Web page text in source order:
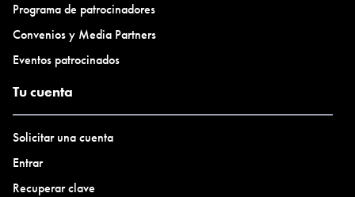
Programa de patrocinadores
Convenios y Media Partners
Eventos patrocinados
Tu cuenta
Solicitar una cuenta
Entrar
Recuperar clave